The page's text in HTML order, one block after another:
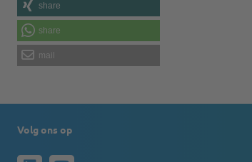
share
share
mail
Volg ons op